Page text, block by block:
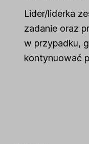
Lider/liderka
zadanie oraz
w przypadku,
kontynuować